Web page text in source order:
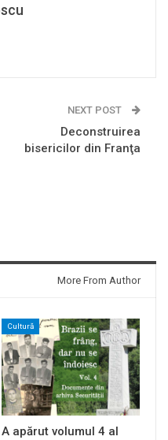
NEXT POST
Deconstruirea
bisericilor din Franţa
More From Author
Cultură
A apărut volumul 4 al